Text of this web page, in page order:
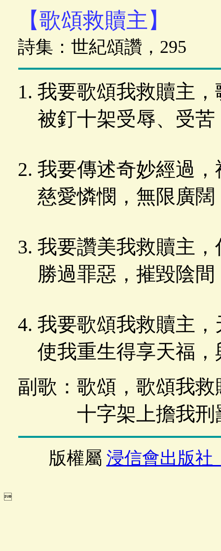
【歌頌救贖主】
詩集：世紀頌讚，295
我要歌頌我救贖主
被釘十架受辱、受
我要傳述奇妙經過
慈愛憐憫，無限廣
我要讚美我救贖主
勝過罪惡，摧毀陰
我要歌頌我救贖主
使我重生得享天福
副歌：歌頌，歌頌我
十字架上擔我刑罰
版權屬 浸信會出版社
